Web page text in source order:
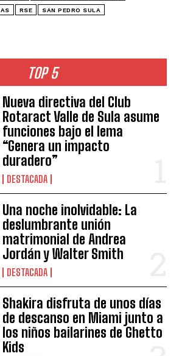
TOP 5
Nueva directiva del Club
Rotaract Valle de Sula asume
funciones bajo el lema
“Genera un impacto
duradero”
DESTACADA
Una noche inolvidable: La
deslumbrante unión
matrimonial de Andrea
Jordán y Walter Smith
DESTACADA
Shakira disfruta de unos días
de descanso en Miami junto a
los niños bailarines de Ghetto
Kids
RSE SAN PEDRO SULA